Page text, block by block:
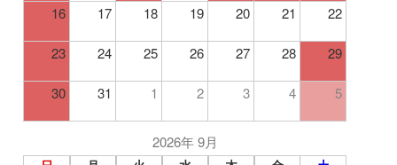
16 17 18 19 20 21 22
23 24 25 26 27 28 29
30 31 1 2 3 4 5
2026年 9月